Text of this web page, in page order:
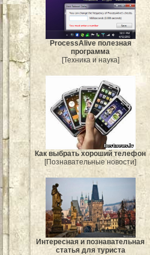
ProcessAlive полезная
программа
[Техника и наука]
Как выбрать хороший телефон
[Познавательные новости]
Интересная и познавательная
статья для туриста